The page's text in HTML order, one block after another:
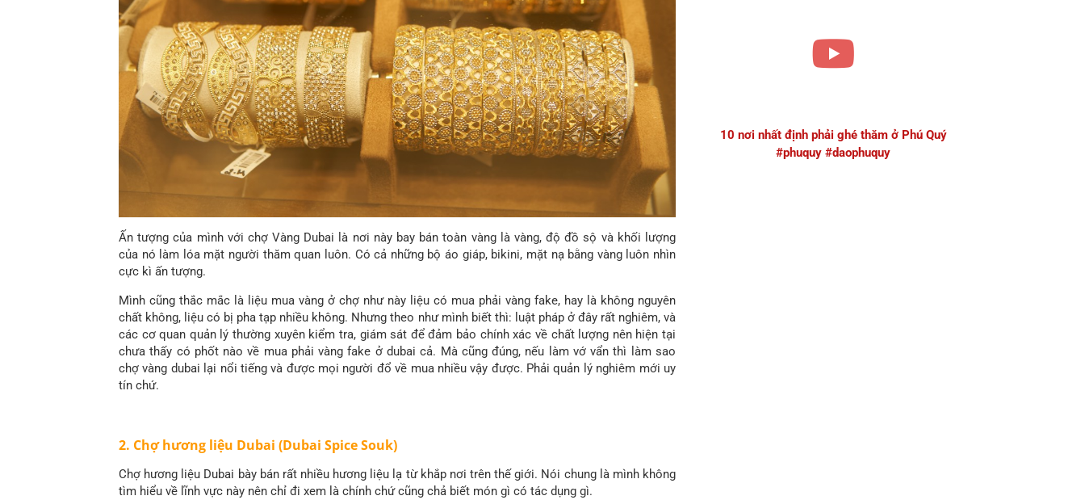
Ấn tượng của mình với chợ Vàng Dubai là nơi này bay bán toàn vàng là vàng, độ đồ sộ và khối lượng
của nó làm lóa mặt người thăm quan luôn. Có cả những bộ áo giáp, bikini, mặt nạ bằng vàng luôn nhìn
cực kì ấn tượng.
Mình cũng thắc mắc là liệu mua vàng ở chợ như này liệu có mua phải vàng fake, hay là không nguyên
chất không, liệu có bị pha tạp nhiều không. Nhưng theo như mình biết thì: luật pháp ở đây rất nghiêm, và
các cơ quan quản lý thường xuyên kiểm tra, giám sát để đảm bảo chính xác về chất lượng nên hiện tại
chưa thấy có phốt nào về mua phải vàng fake ở dubai cả. Mà cũng đúng, nếu làm vớ vẩn thì làm sao
chợ vàng dubai lại nổi tiếng và được mọi người đổ về mua nhiều vậy được. Phải quản lý nghiêm mới uy
tín chứ.
2. Chợ hương liệu Dubai (Dubai Spice Souk)
Chợ hương liệu Dubai bày bán rất nhiều hương liệu lạ từ khắp nơi trên thế giới. Nói chung là mình không
tìm hiểu về lĩnh vực này nên chỉ đi xem là chính chứ cũng chả biết món gì có tác dụng gì.
10 nơi nhất định phải ghé thăm ở Phú Quý
#phuquy #daophuquy